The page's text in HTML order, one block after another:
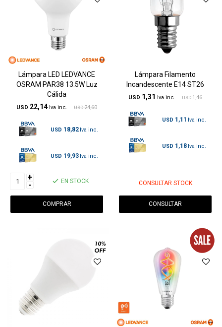
Lámpara LED LEDVANCE
OSRAM PAR38 13.5W Luz
Cálida
USD 22,14 USD 24,60
USD 18,82
USD 19,93
+
- EN STOCK
Lámpara Filamento
Incandescente E14 ST26
USD 1,31 USD 1,46
USD 1,11
USD 1,18
CONSULTAR STOCK
CONSULTAR